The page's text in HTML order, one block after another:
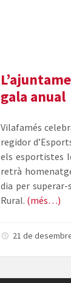
gala anual
Vilafamés
regidor
els esportistes
retrà
dia per superar-
Rural. (més…)
21 de